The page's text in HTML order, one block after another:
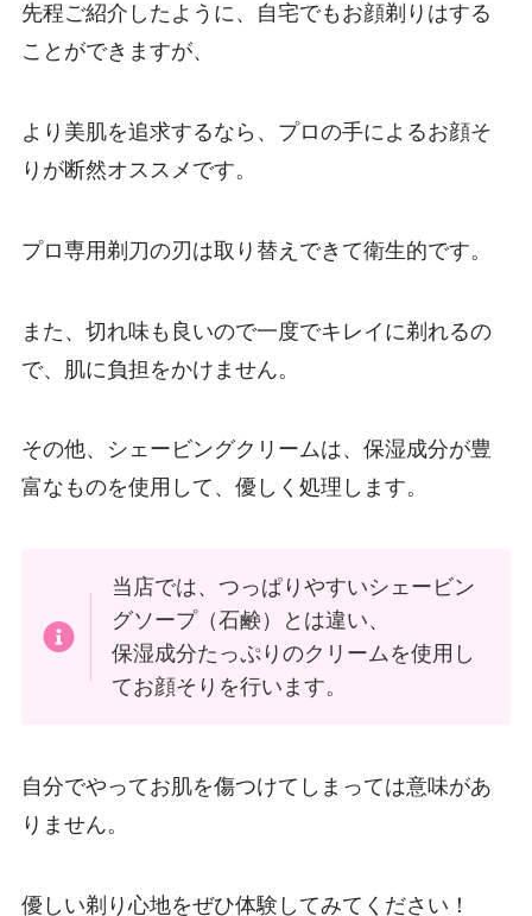
先程ご紹介したように、自宅でもお顔剃りはする
ことができますが、
より美肌を追求するなら、プロの手によるお顔そ
りが断然オススメです。
プロ専用剃刀の刃は取り替えできて衛生的です。
また、切れ味も良いので一度でキレイに剃れるの
で、肌に負担をかけません。
その他、シェービングクリームは、保湿成分が豊
富なものを使用して、優しく処理します。
当店では、つっぱりやすいシェービン
グソープ（石鹸）とは違い、
保湿成分たっぷりのクリームを使用し
てお顔そりを行います。
自分でやってお肌を傷つけてしまっては意味があ
りません。
優しい剃り心地をぜひ体験してみてください！